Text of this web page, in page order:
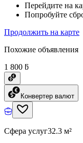
Перейдите на
Попробуйте
Продолжить на карте
Похожие объявления
1 800 ƃ
Конвертер валют
Сфера услуг32.3 м²